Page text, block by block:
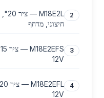
2
חיצוני, מדחף
3
12V
4
12V